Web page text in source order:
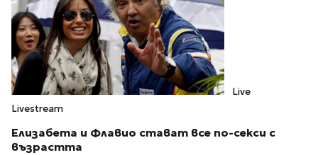
Live
Livestream
Елизабета и Флавио стават все по-секси с
възрастта